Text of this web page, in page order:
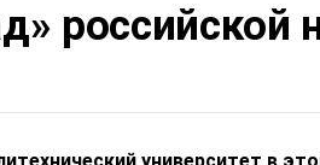
российской